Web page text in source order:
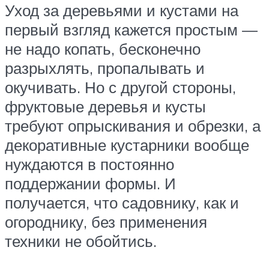
Уход за деревьями и кустами на
первый взгляд кажется простым —
не надо копать, бесконечно
разрыхлять, пропалывать и
окучивать. Но с другой стороны,
фруктовые деревья и кусты
требуют опрыскивания и обрезки, а
декоративные кустарники вообще
нуждаются в постоянно
поддержании формы. И
получается, что садовнику, как и
огороднику, без применения
техники не обойтись.